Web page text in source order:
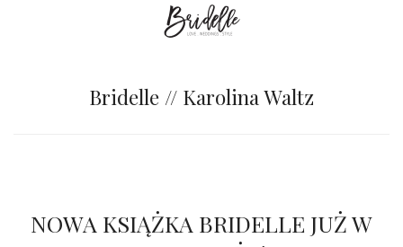
Bridelle // Karolina Waltz
NOWA KSIĄŻKA BRIDELLE JUŻ W